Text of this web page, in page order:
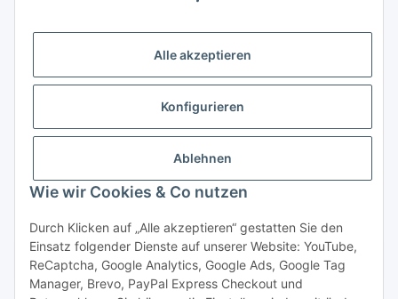
Alle akzeptieren
Konfigurieren
Ablehnen
Wie wir Cookies & Co nutzen
Durch Klicken auf „Alle akzeptieren“ gestatten Sie den
Einsatz folgender Dienste auf unserer Website: YouTube,
ReCaptcha, Google Analytics, Google Ads, Google Tag
Manager, Brevo, PayPal Express Checkout und
Rechtliches
Vertrag widerrufen